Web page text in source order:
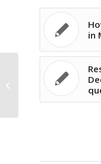
in
¿Se adapta la
el modelo 720 a la
Derecho...